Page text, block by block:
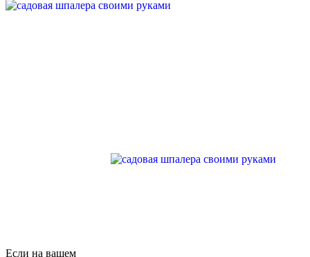
Если на вашем